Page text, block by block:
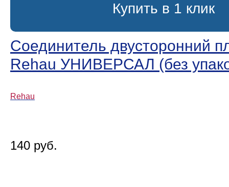
Купить в 1 клик
Соединитель двусторонний
Rehau УНИВЕРСАЛ (без
Rehau
140 руб.